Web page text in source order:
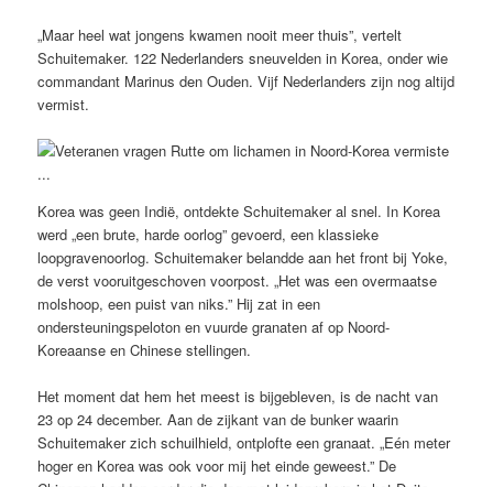
„Maar heel wat jongens kwamen nooit meer thuis”, vertelt
Schuitemaker. 122 Nederlanders sneuvelden in Korea, onder wie
commandant Marinus den Ouden. Vijf Nederlanders zijn nog altijd
vermist.
Korea was geen Indië, ontdekte Schuitemaker al snel. In Korea
werd „een brute, harde oorlog” gevoerd, een klassieke
loopgravenoorlog. Schuitemaker belandde aan het front bij Yoke,
de verst vooruitgeschoven voorpost. „Het was een overmaatse
molshoop, een puist van niks.” Hij zat in een
ondersteuningspeloton en vuurde granaten af op Noord-
Koreaanse en Chinese stellingen.
Het moment dat hem het meest is bijgebleven, is de nacht van
23 op 24 december. Aan de zijkant van de bunker waarin
Schuitemaker zich schuilhield, ontplofte een granaat. „Eén meter
hoger en Korea was ook voor mij het einde geweest.” De